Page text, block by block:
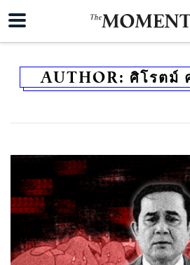
AUTHOR: ศิโรตม์